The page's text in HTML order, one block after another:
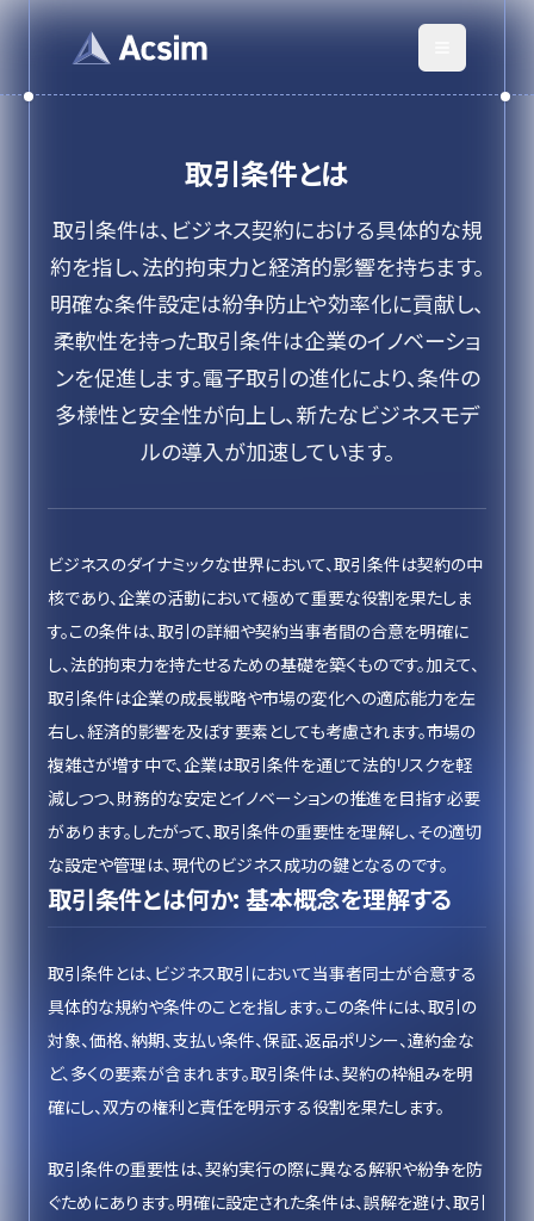
取引条件とは
取引条件は、ビジネス契約における具体的な規
約を指し、法的拘束力と経済的影響を持ちます。
明確な条件設定は紛争防止や効率化に貢献し、
柔軟性を持った取引条件は企業のイノベーショ
ンを促進します。電子取引の進化により、条件の
多様性と安全性が向上し、新たなビジネスモデ
ルの導入が加速しています。
ビジネスのダイナミックな世界において、取引条件は契約の中
核であり、企業の活動において極めて重要な役割を果たしま
す。この条件は、取引の詳細や契約当事者間の合意を明確に
し、法的拘束力を持たせるための基礎を築くものです。加えて、
取引条件は企業の成長戦略や市場の変化への適応能力を左
右し、経済的影響を及ぼす要素としても考慮されます。市場の
複雑さが増す中で、企業は取引条件を通じて法的リスクを軽
減しつつ、財務的な安定とイノベーションの推進を目指す必要
があります。したがって、取引条件の重要性を理解し、その適切
な設定や管理は、現代のビジネス成功の鍵となるのです。
取引条件とは何か: 基本概念を理解する
取引条件とは、ビジネス取引において当事者同士が合意する
具体的な規約や条件のことを指します。この条件には、取引の
対象、価格、納期、支払い条件、保証、返品ポリシー、違約金な
ど、多くの要素が含まれます。取引条件は、契約の枠組みを明
確にし、双方の権利と責任を明示する役割を果たします。
取引条件の重要性は、契約実行の際に異なる解釈や紛争を防
ぐためにあります。明確に設定された条件は、誤解を避け、取引